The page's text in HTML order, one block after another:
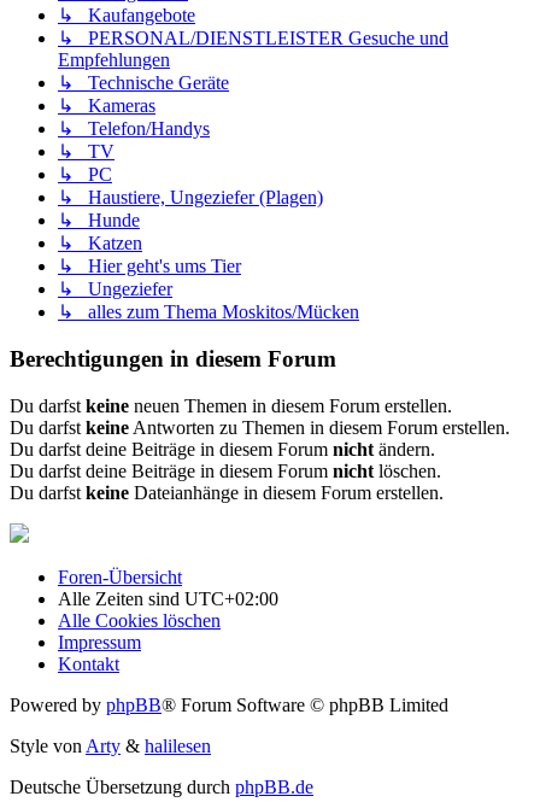
↳ Kaufangebote
↳ PERSONAL/DIENSTLEISTER Gesuche und
Empfehlungen
↳ Technische Geräte
↳ Kameras
↳ Telefon/Handys
↳ TV
↳ PC
↳ Haustiere, Ungeziefer (Plagen)
↳ Hunde
↳ Katzen
↳ Hier geht's ums Tier
↳ Ungeziefer
↳ alles zum Thema Moskitos/Mücken
Berechtigungen in diesem Forum
Du darfst keine neuen Themen in diesem Forum erstellen.
Du darfst keine Antworten zu Themen in diesem Forum erstellen.
Du darfst deine Beiträge in diesem Forum nicht ändern.
Du darfst deine Beiträge in diesem Forum nicht löschen.
Du darfst keine Dateianhänge in diesem Forum erstellen.
Foren-Übersicht
Alle Zeiten sind UTC+02:00
Alle Cookies löschen
Impressum
Kontakt
Powered by phpBB® Forum Software © phpBB Limited
Style von Arty & halilesen
Deutsche Übersetzung durch phpBB.de